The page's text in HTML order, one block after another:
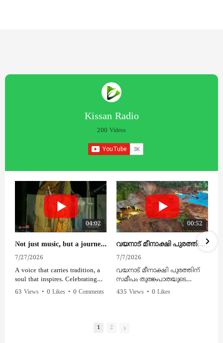
Kissan Radio
200 Videos
04:02
Not just music, but a journey of the soul. Honouring Shanthi Priya – the First Baul Musician.
7/27/2026
A voice that carries tradition, a
soul that inspires. Celebrating
Shanthi Priya – the First Baul
63 Views • 0 Likes • 0 Comments
00:52
വയനാട് മീനാക്ഷി പുരത്തിന് സമീപം തുരങ്കപാതയുടെ നിര്‍മ്മാണ മേഖലയില്‍ മണ്ണിടിച്ചിൽ ആകാശദൃശ്യം
7/7/2026
വയനാട് മീനാക്ഷി പുരത്തിന്
സമീപം തുരങ്കപാതയുടെ
നിര്‍മ്മാണ മേഖലയില്‍
435 Views • 0 Likes
1 2